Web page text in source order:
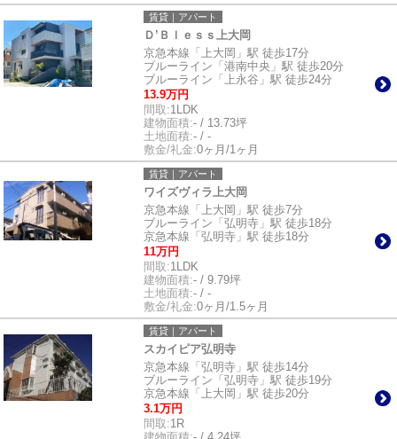
賃貸｜アパート
Ｄ’Ｂｌｅｓｓ上大岡
京急本線「上大岡」駅 徒歩17分
ブルーライン「港南中央」駅 徒歩20分
ブルーライン「上永谷」駅 徒歩24分
13.9万円
間取:1LDK
建物面積:- / 13.73坪
土地面積:- / -
敷金/礼金:0ヶ月/1ヶ月
賃貸｜アパート
ワイズヴィラ上大岡
京急本線「上大岡」駅 徒歩7分
ブルーライン「弘明寺」駅 徒歩18分
京急本線「弘明寺」駅 徒歩18分
11万円
間取:1LDK
建物面積:- / 9.79坪
土地面積:- / -
敷金/礼金:0ヶ月/1.5ヶ月
賃貸｜アパート
スカイピア弘明寺
京急本線「弘明寺」駅 徒歩14分
ブルーライン「弘明寺」駅 徒歩19分
京急本線「上大岡」駅 徒歩20分
3.1万円
間取:1R